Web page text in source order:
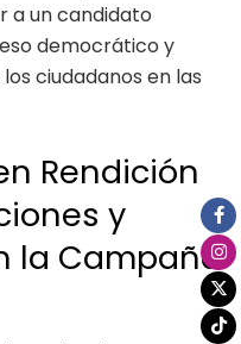
a un candidato
democrático y
ciudadanos en las
Rendición
y
la Campaña